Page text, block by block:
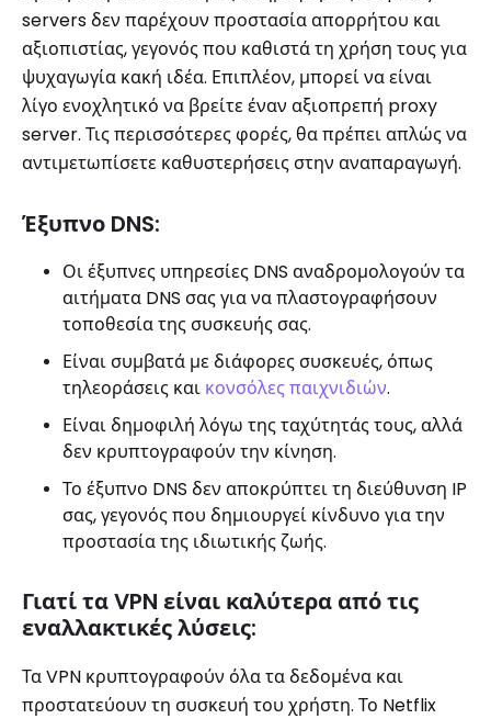
servers δεν παρέχουν προστασία απορρήτου και
αξιοπιστίας, γεγονός που καθιστά τη χρήση τους για
ψυχαγωγία κακή ιδέα. Επιπλέον, μπορεί να είναι
λίγο ενοχλητικό να βρείτε έναν αξιοπρεπή proxy
server. Τις περισσότερες φορές, θα πρέπει απλώς να
αντιμετωπίσετε καθυστερήσεις στην αναπαραγωγή.
Έξυπνο DNS:
Οι έξυπνες υπηρεσίες DNS αναδρομολογούν τα
αιτήματα DNS σας για να πλαστογραφήσουν
τοποθεσία της συσκευής σας.
Είναι συμβατά με διάφορες συσκευές, όπως
τηλεοράσεις και κονσόλες παιχνιδιών.
Είναι δημοφιλή λόγω της ταχύτητάς τους, αλλά
δεν κρυπτογραφούν την κίνηση.
Το έξυπνο DNS δεν αποκρύπτει τη διεύθυνση IP
σας, γεγονός που δημιουργεί κίνδυνο για την
προστασία της ιδιωτικής ζωής.
Γιατί τα VPN είναι καλύτερα από τις
εναλλακτικές λύσεις:
Τα VPN κρυπτογραφούν όλα τα δεδομένα και
προστατεύουν τη συσκευή του χρήστη. Το Netflix